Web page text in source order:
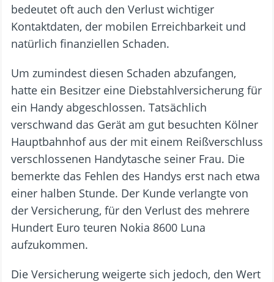
bedeutet oft auch den Verlust wichtiger
Kontaktdaten, der mobilen Erreichbarkeit und
natürlich finanziellen Schaden.
Um zumindest diesen Schaden abzufangen,
hatte ein Besitzer eine Diebstahlversicherung für
ein Handy abgeschlossen. Tatsächlich
verschwand das Gerät am gut besuchten Kölner
Hauptbahnhof aus der mit einem Reißverschluss
verschlossenen Handytasche seiner Frau. Die
bemerkte das Fehlen des Handys erst nach etwa
einer halben Stunde. Der Kunde verlangte von
der Versicherung, für den Verlust des mehrere
Hundert Euro teuren Nokia 8600 Luna
aufzukommen.
Die Versicherung weigerte sich jedoch, den Wert